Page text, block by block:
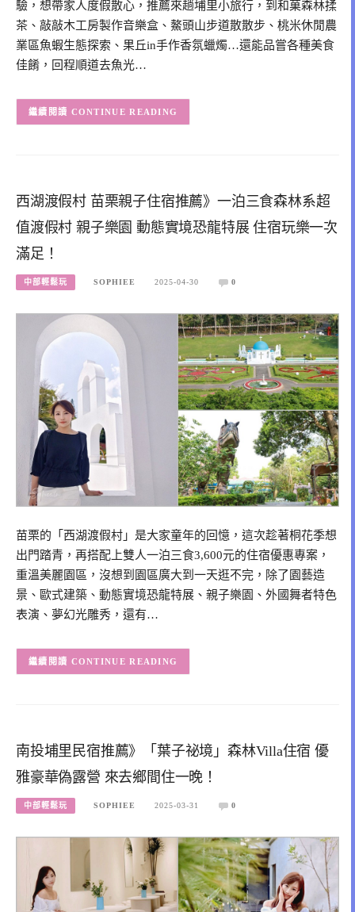
驗，想帶家人度假散心，推薦來趟埔里小旅行，到和菓森林揉
茶、敲敲木工房製作音樂盒、鰲頭山步道散散步、桃米休閒農
業區魚蝦生態探索、果丘in手作香氛蠟燭…還能品嘗各種美食
佳餚，回程順道去魚光…
CONTINUE READING
西湖渡假村 苗栗親子住宿推薦》一泊三食森林系超
值渡假村 親子樂園 動態實境恐龍特展 住宿玩樂一次
滿足！
中部輕鬆玩 SOPHIEE 2025-04-30 0
苗栗的「西湖渡假村」是大家童年的回憶，這次趁著桐花季想
出門踏青，再搭配上雙人一泊三食3,600元的住宿優惠專案，
重溫美麗園區，沒想到園區廣大到一天逛不完，除了園藝造
景、歐式建築、動態實境恐龍特展、親子樂園、外國舞者特色
表演、夢幻光雕秀，還有…
CONTINUE READING
南投埔里民宿推薦》「葉子祕境」森林Villa住宿 優
雅豪華偽露營 來去鄉間住一晚！
中部輕鬆玩 SOPHIEE 2025-03-31 0